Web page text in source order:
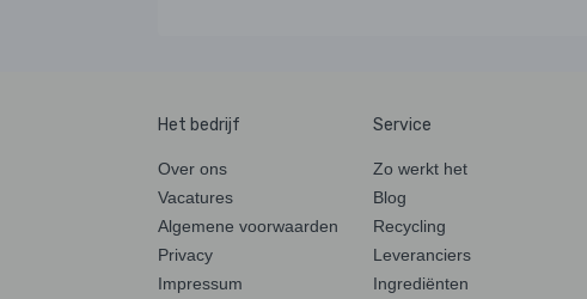
Het bedrijf
Over ons
Vacatures
Algemene voorwaarden
Privacy
Impressum
Service
Zo werkt het
Blog
Recycling
Leveranciers
Ingrediënten